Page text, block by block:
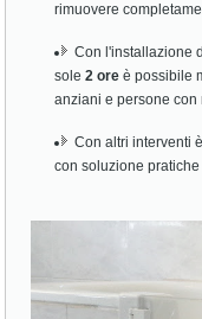
rimuovere
Con l'installazione
sole2 ore è possibile
anziani e persone
Con altri interventi
con soluzione